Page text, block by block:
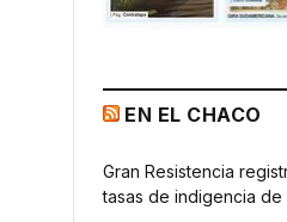
EN EL CHACO
Gran Resistencia
tasas de indigencia de